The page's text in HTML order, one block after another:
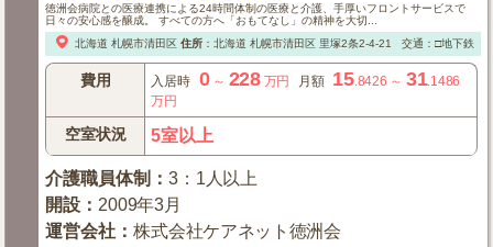
徳洲会病院との医療連携による24時間体制の医療と介護、手厚いフロントサービスで
日々の安心感を醸成。 すべての方へ「おもてなし」の精神を大切...
北海道 札幌市清田区 住所： 北海道 札幌市清田区里塚2条2-4-21 交通：□地下鉄「
費用 入居時 0～ 228 万円 月額 15.8426 ～ 31.1486
万円
空室状況 5室以上
介護職員体制 ：3：1人以上
開設 ： 2009年3月
運営会社 ：株式会社ケアネット徳洲会